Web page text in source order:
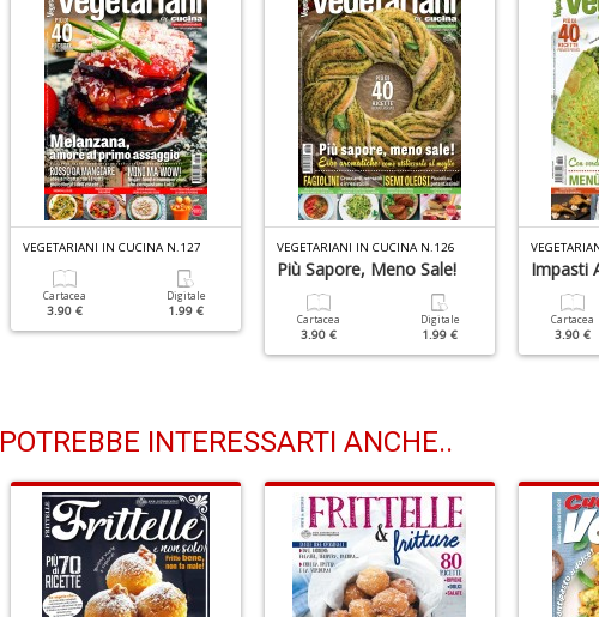
VEGETARIANI IN CUCINA N.127
Cartacea
3.90 €
Digitale
1.99 €
VEGETARIANI IN CUCINA N.126
Più Sapore, Meno Sale!
Cartacea
3.90 €
Digitale
1.99 €
Impasti
Cartacea
3.90 €
POTREBBE INTERESSARTI ANCHE..